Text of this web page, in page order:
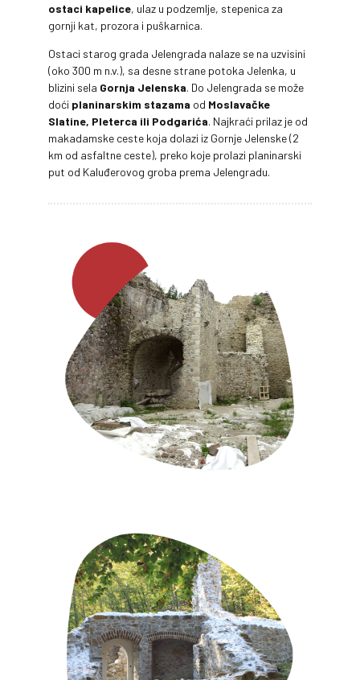
ostaci kapelice, ulaz u podzemlje, stepenica za
gornji kat, prozora i puškarnica.
Ostaci starog grada Jelengrada nalaze se na uzvisini
(oko 300 m n.v.), sa desne strane potoka Jelenka, u
blizini sela Gornja Jelenska. Do Jelengrada se može
doći planinarskim stazama od Moslavačke
Slatine, Pleterca ili Podgarića. Najkraći prilaz je od
makadamske ceste koja dolazi iz Gornje Jelenske (2
km od asfaltne ceste), preko koje prolazi planinarski
put od Kaluđerovog groba prema Jelengradu.